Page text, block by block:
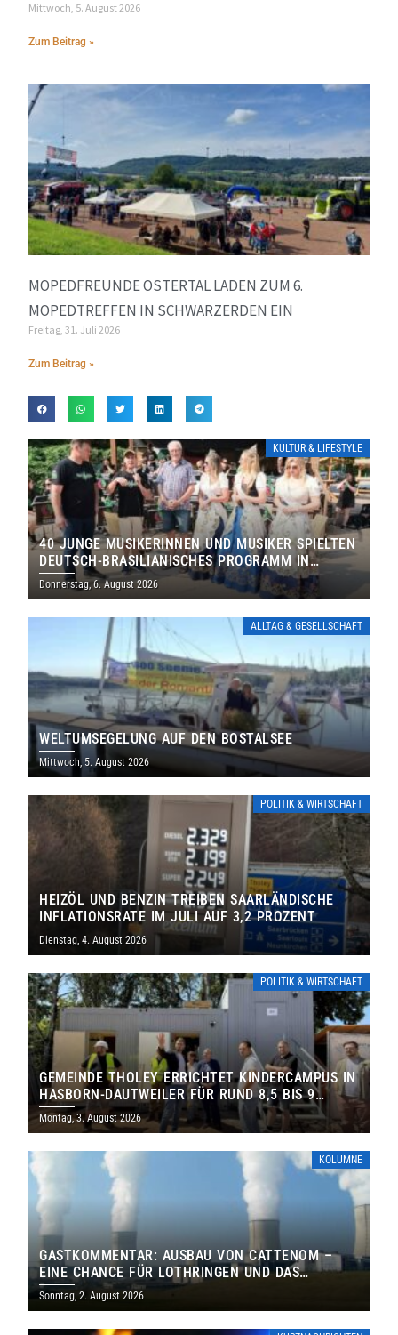
Mittwoch, 5. August 2026
Zum Beitrag »
MOPEDFREUNDE OSTERTAL LADEN ZUM 6.
MOPEDTREFFEN IN SCHWARZERDEN EIN
Freitag, 31. Juli 2026
Zum Beitrag »
KULTUR & LIFESTYLE
40 JUNGE MUSIKERINNEN UND MUSIKER SPIELTEN
DEUTSCH-BRASILIANISCHES PROGRAMM IN
THOLEY
Donnerstag, 6. August 2026
ALLTAG & GESELLSCHAFT
WELTUMSEGELUNG AUF DEN BOSTALSEE
Mittwoch, 5. August 2026
POLITIK & WIRTSCHAFT
HEIZÖL UND BENZIN TREIBEN SAARLÄNDISCHE
INFLATIONSRATE IM JULI AUF 3,2 PROZENT
Dienstag, 4. August 2026
POLITIK & WIRTSCHAFT
GEMEINDE THOLEY ERRICHTET KINDERCAMPUS IN
HASBORN-DAUTWEILER FÜR RUND 8,5 BIS 9
MILLIONEN EURO
Montag, 3. August 2026
KOLUMNE
GASTKOMMENTAR: AUSBAU VON CATTENOM –
EINE CHANCE FÜR LOTHRINGEN UND DAS
SAARLAND
Sonntag, 2. August 2026